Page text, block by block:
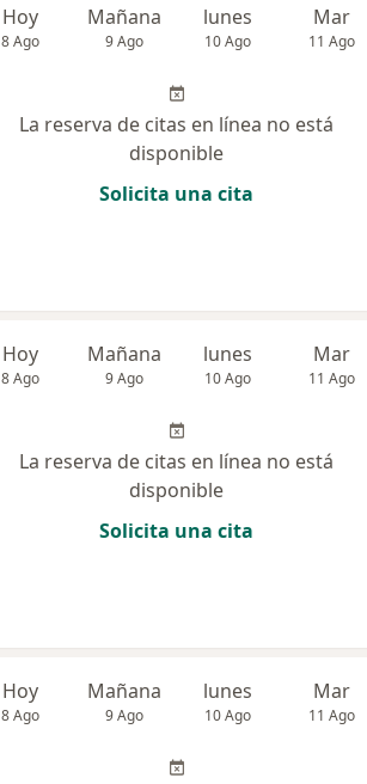
Hoy
8 Ago
Mañana
9 Ago
lunes
10 Ago
Mar
11 Ago
La reserva de citas en línea no está
disponible
Solicita una cita
Hoy
8 Ago
Mañana
9 Ago
lunes
10 Ago
Mar
11 Ago
La reserva de citas en línea no está
disponible
Solicita una cita
Hoy
8 Ago
Mañana
9 Ago
lunes
10 Ago
Mar
11 Ago